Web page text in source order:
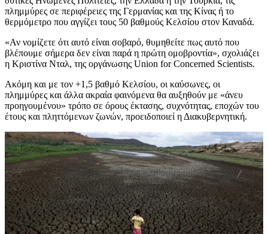
πλημμύρες σε περιφέρειες της Γερμανίας και της Κίνας ή το
θερμόμετρο που αγγίζει τους 50 βαθμούς Κελσίου στον Καναδά.
«Αν νομίζετε ότι αυτό είναι σοβαρό, θυμηθείτε πως αυτό που
βλέπουμε σήμερα δεν είναι παρά η πρώτη ομοβροντία», σχολιάζει
η Κριστίνα Νταλ, της οργάνωσης Union for Concerned Scientists.
Ακόμη και με τον +1,5 βαθμό Κελσίου, οι καύσωνες, οι
πλημμύρες και άλλα ακραία φαινόμενα θα αυξηθούν με «άνευ
προηγουμένου» τρόπο σε όρους έκτασης, συχνότητας, εποχών του
έτους και πληττόμενων ζωνών, προειδοποιεί η Διακυβερνητική.